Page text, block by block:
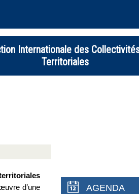
Internationale des
Territoriales
d’une
AGENDA